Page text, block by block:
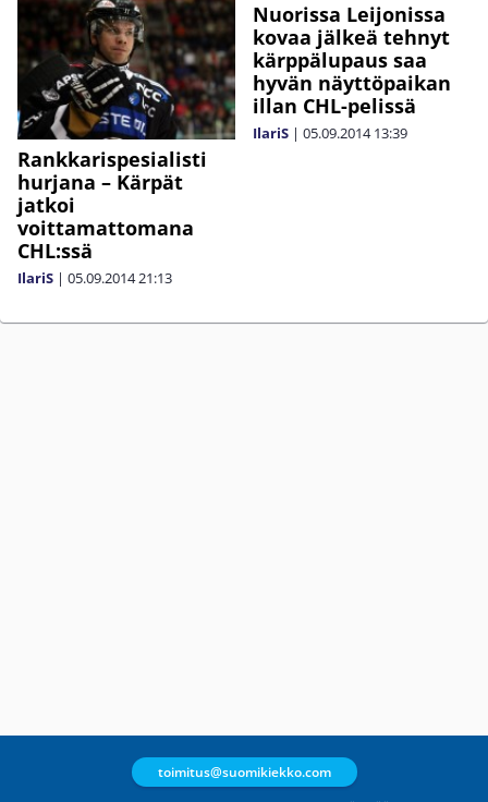
Rankkarispesialisti
hurjana – Kärpät
jatkoi
voittamattomana
CHL:ssä
IlariS | 05.09.201421:13
Nuorissa Leijonissa
kovaa jälkeä tehnyt
kärppälupaus saa
hyvän näyttöpaikan
illan CHL-pelissä
IlariS | 05.09.2014 13:39
toimitus@suomikiekko.com